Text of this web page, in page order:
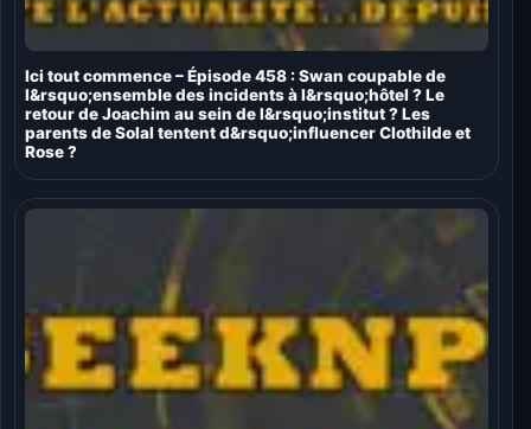
Ici tout commence – Épisode 458 : Swan coupable de
l&rsquo;ensemble des incidents à l&rsquo;hôtel ? Le
retour de Joachim au sein de l&rsquo;institut ? Les
parents de Solal tentent d&rsquo;influencer Clothilde et
Rose ?